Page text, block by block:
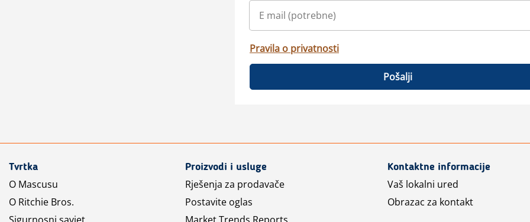
Pravila o privatnosti
Pošalji
Tvrtka
O Mascusu
O Ritchie Bros.
Proizvodi i usluge
Rješenja za prodavače
Postavite oglas
Kontaktne informacije
Vaš lokalni ured
Obrazac za kontakt